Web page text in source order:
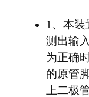
1、本装
测出输
为正确
的原管
上二极